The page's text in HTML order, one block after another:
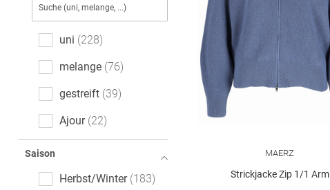
uni 228
melange 76
gestreift 39
Ajour 22
floral 6
Saison
Herbst/Winter 183
MAERZ
Strickjacke Zip 1/1 Arm